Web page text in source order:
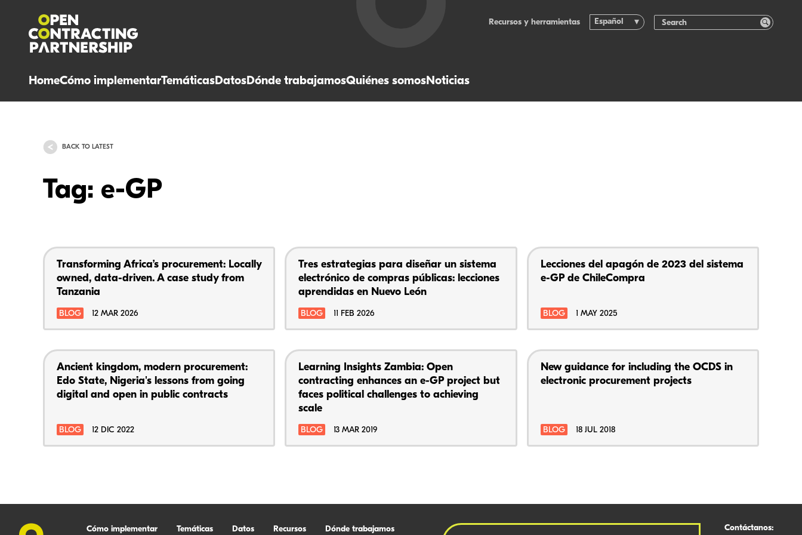
HomeCómo implementarTemáticasDatosDónde trabajamosQuiénes somosNoticias
Recursos y herramientas Español
BACK TO LATEST
Tag: e-GP
Transforming Africa’s procurement: Locally
owned, data-driven. A case study from
Tanzania
BLOG 12 MAR 2026
Tres estrategias para diseñar un sistema
electrónico de compras públicas: lecciones
aprendidas en Nuevo León
BLOG 11 FEB 2026
Lecciones del apagón de 2023 del sistema
e-GP de ChileCompra
BLOG 1 MAY 2025
Ancient kingdom, modern procurement:
Edo State, Nigeria's lessons from going
digital and open in public contracts
BLOG 12 DIC 2022
Learning Insights Zambia: Open
contracting enhances an e-GP project but
faces political challenges to achieving
scale
BLOG 13 MAR 2019
New guidance for including the OCDS in
electronic procurement projects
BLOG 18 JUL 2018
Cómo implementar Temáticas Datos Recursos Dónde trabajamos Contáctanos: